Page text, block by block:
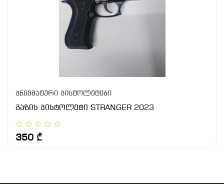
პნევმატური პისტოლეტები
გაზის პისტოლეტი STRANGER 2023
350 ₾